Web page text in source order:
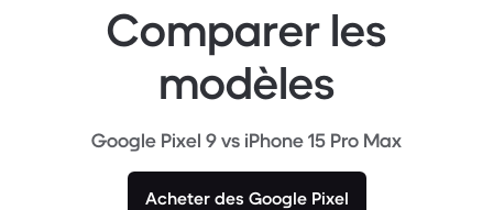
Comparer les
modèles
Google Pixel 9 vs iPhone 15 Pro Max
Acheter des Google Pixel